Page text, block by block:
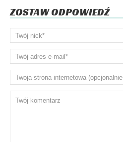
ZOSTAW ODPOWIEDŹ